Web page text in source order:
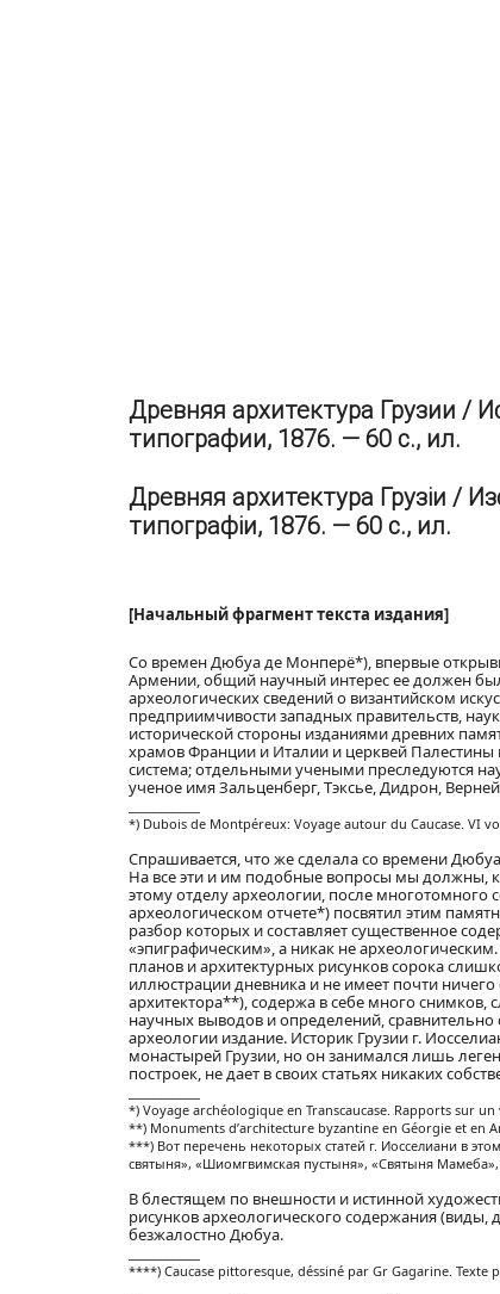
Древняя архитектура Грузии /
типографии, 1876. — 60 с., ил.
Древняя архитектура Грузіи /
типографіи, 1876. — 60 с., ил.
[Начальный фрагмент текста издания]
Со времен Дюбуа де Монперё*), впервые
Армении, общий научный интерес ее должен
археологических сведений о византийском
предприимчивости западных правительств,
исторической стороны изданиями древних
храмов Франции и Италии и церквей
система; отдельными учеными преследуются
ученое имя Зальценберг, Тэксье, Дидрон,
*) Dubois de Montpéreux: Voyage autour du Caucase. VI
Спрашивается, что же сделала со времени
На все эти и им подобные вопросы мы должны,
этому отделу археологии, после многотомного
археологическом отчете*) посвятил этим
разбор которых и составляет существенное
«эпиграфическим», а никак не
планов и архитектурных рисунков сорока
иллюстрации дневника и не имеет почти
архитектора**), содержа в себе много снимков,
научных выводов и определений,
археологии издание. Историк Грузии г.
монастырей Грузии, но он занимался лишь
построек, не дает в своих статьях никаких
*) Voyage archéologique en Transcaucase. Rapports sur
**) Monuments d’architecture byzantine en Géorgie et en
***) Вот перечень некоторых статей г. Иосселиани в
святыня», «Шиомгвимская пустыня», «Святыня
В блестящем по внешности и истинной
рисунков археологического содержания (виды,
безжалостно Дюбуа.
****) Caucase pittoresque, déssiné par Gr Gagarine. Texte